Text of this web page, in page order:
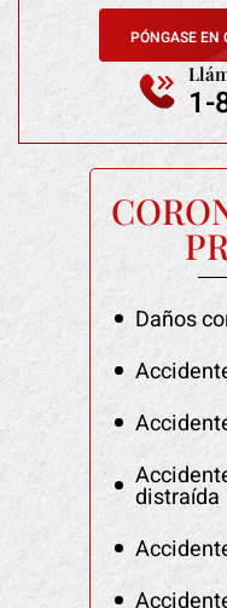
PÓNGASE EN
1-
Daños
distraída